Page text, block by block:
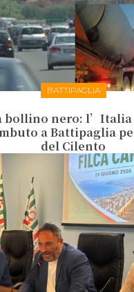
BATTIPAGLIA
bollino nero:
a Battipaglia
del Cilento